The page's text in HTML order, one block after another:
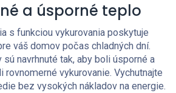
a úsporné teplo
s funkciou vykurovania poskytuje
váš domov počas chladných dní.
navrhnuté tak, aby boli úsporné a
vykurovanie. Vychutnajte
bez vysokých nákladov na energie.